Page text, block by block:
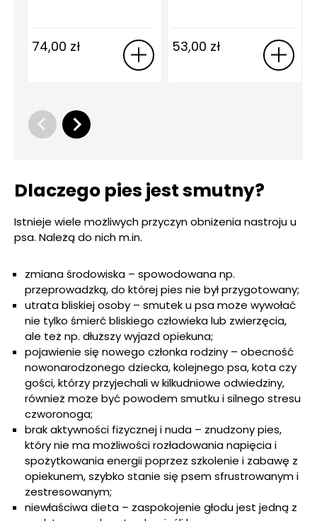
74,00 zł 53,00 zł
Dlaczego pies jest smutny?
Istnieje wiele możliwych przyczyn obniżenia nastroju u
psa. Należą do nich m.in.
zmiana środowiska – spowodowana np.
przeprowadzką, do której pies nie był przygotowany;
utrata bliskiej osoby – smutek u psa może wywołać
nie tylko śmierć bliskiego człowieka lub zwierzęcia,
ale też np. dłuższy wyjazd opiekuna;
pojawienie się nowego członka rodziny – obecność
nowonarodzonego dziecka, kolejnego psa, kota czy
gości, którzy przyjechali w kilkudniowe odwiedziny,
również może być powodem smutku i silnego stresu
czworonoga;
brak aktywności fizycznej i nuda – znudzony pies,
który nie ma możliwości rozładowania napięcia i
spożytkowania energii poprzez szkolenie i zabawę z
opiekunem, szybko stanie się psem sfrustrowanym i
zestresowanym;
niewłaściwa dieta – zaspokojenie głodu jest jedną z